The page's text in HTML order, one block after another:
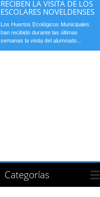
RECIBEN LA VISITA DE LOS
ESCOLARES NOVELDENSES
Los Huertos Ecológicos Municipales
han recibido durante las últimas
semanas la visita del alumnado...
Categorías